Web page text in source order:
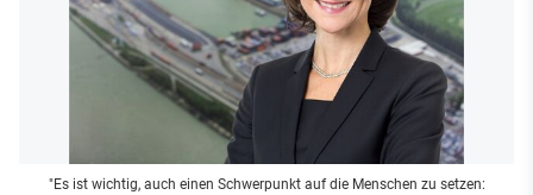
"Es ist wichtig, auch einen Schwerpunkt auf die Menschen zu setzen: